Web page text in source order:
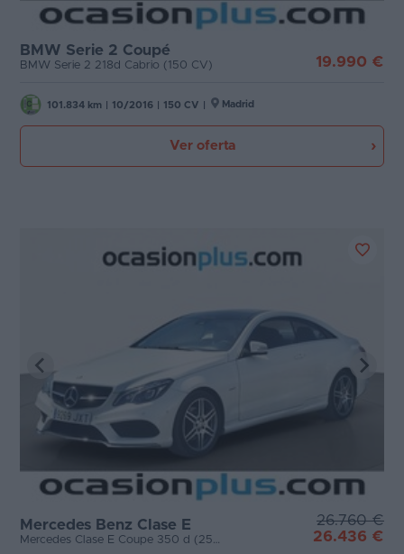
BMW Serie 2 Coupé
BMW Serie 2 218d Cabrio (150 CV) 19.990 €
101.834 km 10/2016 150 CV Madrid
Ver oferta
Mercedes Benz Clase E
Mercedes Clase E Coupe 350 d (258 CV)
26.760 €
26.436 €